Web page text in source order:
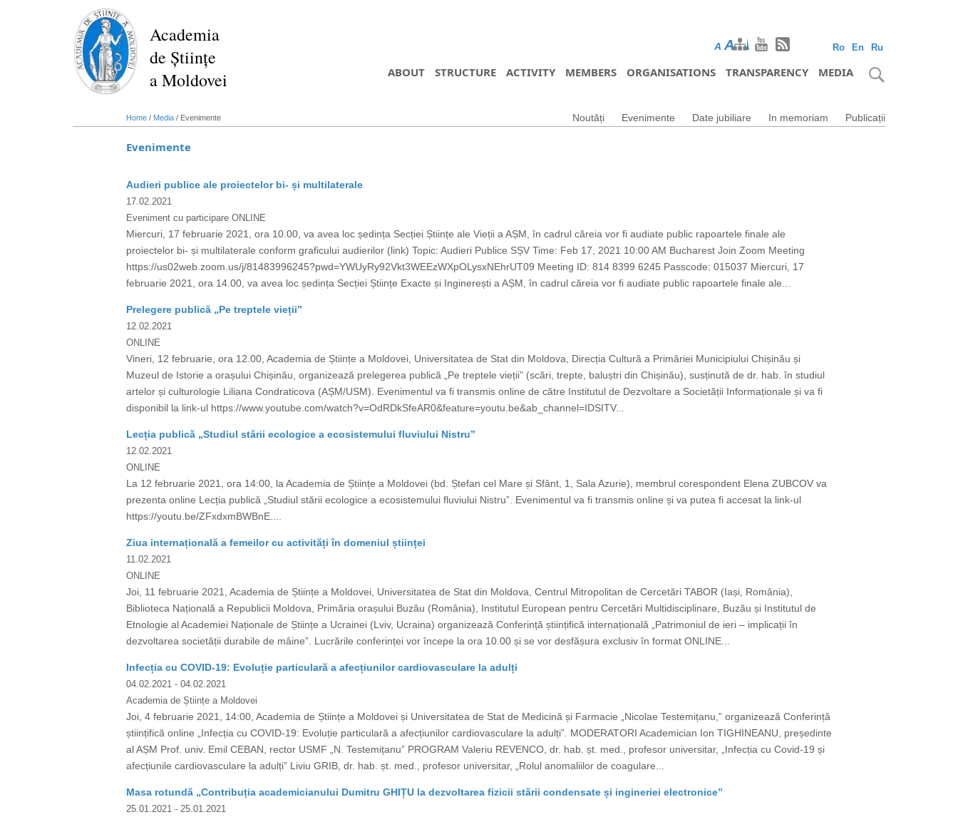
Academia
de Științe
a Moldovei
Ro En Ru
A AA
ABOUT STRUCTURE ACTIVITY MEMBERS ORGANISATIONS TRANSPARENCY MEDIA
Home / Media / Evenimente Noutăți Evenimente Date jubiliare In memoriam Publicații
Evenimente
Audieri publice ale proiectelor bi- și multilaterale
17.02.2021
Eveniment cu participare ONLINE
Miercuri, 17 februarie 2021, ora 10.00, va avea loc ședința Secției Științe ale Vieții a AȘM, în cadrul căreia vor fi audiate public rapoartele finale ale
proiectelor bi- și multilaterale conform graficului audierilor (link) Topic: Audieri Publice SȘV Time: Feb 17, 2021 10:00 AM Bucharest Join Zoom Meeting
https://us02web.zoom.us/j/81483996245?pwd=YWUyRy92Vkt3WEEzWXpOLysxNEhrUT09 Meeting ID: 814 8399 6245 Passcode: 015037 Miercuri, 17
februarie 2021, ora 14.00, va avea loc ședința Secției Științe Exacte și Inginerești a AȘM, în cadrul căreia vor fi audiate public rapoartele finale ale...
Prelegere publică „Pe treptele vieții”
12.02.2021
ONLINE
Vineri, 12 februarie, ora 12.00, Academia de Științe a Moldovei, Universitatea de Stat din Moldova, Direcția Cultură a Primăriei Municipiului Chișinău și
Muzeul de Istorie a orașului Chișinău, organizează prelegerea publică „Pe treptele vieții” (scări, trepte, baluștri din Chișinău), susținută de dr. hab. în studiul
artelor și culturologie Liliana Condraticova (AȘM/USM). Evenimentul va fi transmis online de către Institutul de Dezvoltare a Societății Informaționale și va fi
disponibil la link-ul https://www.youtube.com/watch?v=OdRDkSfeAR0&feature=youtu.be&ab_channel=IDSITV...
Lecția publică „Studiul stării ecologice a ecosistemului fluviului Nistru”
12.02.2021
ONLINE
La 12 februarie 2021, ora 14:00, la Academia de Științe a Moldovei (bd. Ștefan cel Mare și Sfânt, 1, Sala Azurie), membrul corespondent Elena ZUBCOV va
prezenta online Lecția publică „Studiul stării ecologice a ecosistemului fluviului Nistru”. Evenimentul va fi transmis online și va putea fi accesat la link-ul
https://youtu.be/ZFxdxmBWBnE....
Ziua internațională a femeilor cu activități în domeniul științei
11.02.2021
ONLINE
Joi, 11 februarie 2021, Academia de Științe a Moldovei, Universitatea de Stat din Moldova, Centrul Mitropolitan de Cercetări TABOR (Iași, România),
Biblioteca Națională a Republicii Moldova, Primăria orașului Buzău (România), Institutul European pentru Cercetări Multidisciplinare, Buzău și Institutul de
Etnologie al Academiei Naționale de Științe a Ucrainei (Lviv, Ucraina) organizează Conferință științifică internațională „Patrimoniul de ieri – implicații în
dezvoltarea societății durabile de mâine”. Lucrările conferinței vor începe la ora 10.00 și se vor desfășura exclusiv în format ONLINE...
Infecția cu COVID-19: Evoluție particulară a afecțiunilor cardiovasculare la adulți
04.02.2021 - 04.02.2021
Academia de Științe a Moldovei
Joi, 4 februarie 2021, 14:00, Academia de Științe a Moldovei și Universitatea de Stat de Medicină și Farmacie „Nicolae Testemițanu,” organizează Conferință
științifică online „Infecția cu COVID-19: Evoluție particulară a afecțiunilor cardiovasculare la adulți”. MODERATORI Academician Ion TIGHINEANU, președinte
al AȘM Prof. univ. Emil CEBAN, rector USMF „N. Testemițanu” PROGRAM Valeriu REVENCO, dr. hab. șt. med., profesor universitar, „Infecția cu Covid-19 și
afecțiunile cardiovasculare la adulți” Liviu GRIB, dr. hab. șt. med., profesor universitar, „Rolul anomaliilor de coagulare...
Masa rotundă „Contribuția academicianului Dumitru GHIȚU la dezvoltarea fizicii stării condensate și ingineriei electronice”
25.01.2021 - 25.01.2021